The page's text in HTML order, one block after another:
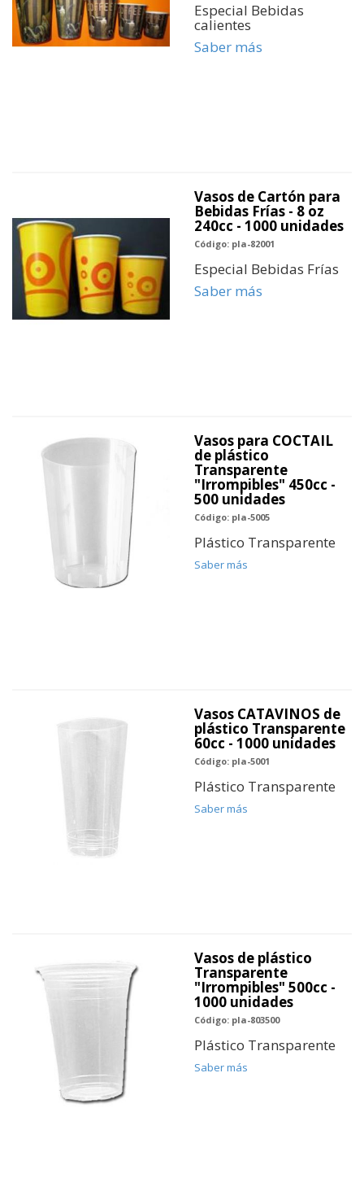
Especial Bebidas
calientes
Saber más
Vasos de Cartón para
Bebidas Frías - 8 oz
240cc - 1000 unidades
Código: pla-82001
Especial Bebidas Frías
Saber más
Vasos para COCTAIL
de plástico
Transparente
"Irrompibles" 450cc -
500 unidades
Código: pla-5005
Plástico Transparente
Saber más
Vasos CATAVINOS de
plástico Transparente
60cc - 1000 unidades
Código: pla-5001
Plástico Transparente
Saber más
Vasos de plástico
Transparente
"Irrompibles" 500cc -
1000 unidades
Código: pla-803500
Plástico Transparente
Saber más